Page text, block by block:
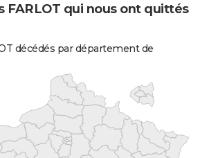
FARLOT qui nous ont quittés
décédés par département de